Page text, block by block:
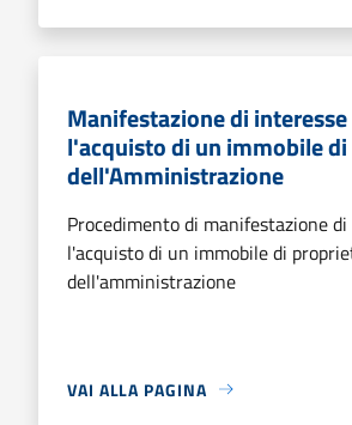
Manifestazione di
l'acquisto di un immobile
dell'Amministrazione
Procedimento di manifestazione
l'acquisto di un immobile di
dell'amministrazione
VAI ALLA PAGINA